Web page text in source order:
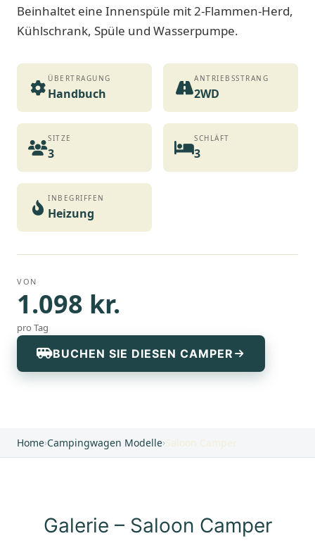
Beinhaltet eine Innenspüle mit 2-Flammen-Herd,
Kühlschrank, Spüle und Wasserpumpe.
ÜBERTRAGUNG
Handbuch
ANTRIEBSSTRANG
2WD
SITZE
3
SCHLÄFT
3
INBEGRIFFEN
Heizung
VON
1.098 kr.
pro Tag
BUCHEN SIE DIESEN CAMPER
Home›Campingwagen Modelle›Saloon Camper
Galerie – Saloon Camper